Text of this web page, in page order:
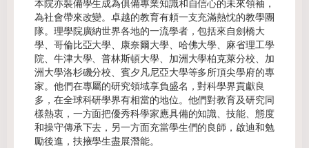
本院亦裝備學生成為俱備專業知識和自信心的未來領袖，
為社會帶來改變。卓越的教育有頼一支充滿熱忱的教學團
隊。理學院廣納世界各地的一流學者，包括來自劍橋大
學、哥倫比亞大學、康奈爾大學、哈佛大學、麻省理工學
院、牛津大學、普林斯頓大學、加洲大學柏克萊分校、加
洲大學洛杉磯分校、賓夕凡尼亞大學等多所頂尖學府的專
家。他們在專屬的研究領域享負盛名，對科學界貢獻良
多，在全球科研學界有相當的地位。他們對教育及研究同
樣熱衷，一方面把優秀科學家應具備的知識、技能、態度
和操守傳承下去，另一方面充當學生們的良師，啟迪和勉
勵後進，扶掖學生盡展潛能。